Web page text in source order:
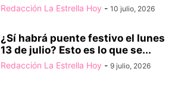
Redacción La Estrella Hoy - 10 julio, 2026
¿Sí habrá puente festivo el lunes
13 de julio? Esto es lo que se...
Redacción La Estrella Hoy - 9 julio, 2026